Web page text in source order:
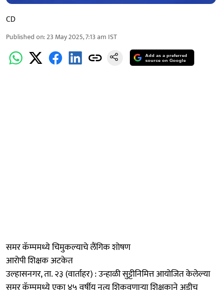
CD
Published on:23 May 2025, 7:13 am IST
Add as a preferred
source on Google
समर कॅम्पमध्ये चिमुकल्याचे लैंगिक शोषण
आरोपी शिक्षक अटकेत
उल्हासनगर, ता. २३ (वार्ताहर) : उन्हाळी सुट्टीनिमित्त आयोजित केलेल्या